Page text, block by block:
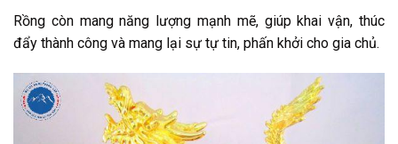
Rồng còn mang năng lượng mạnh mẽ, giúp khai vận, thúc
đẩy thành công và mang lại sự tự tin, phấn khởi cho gia chủ.